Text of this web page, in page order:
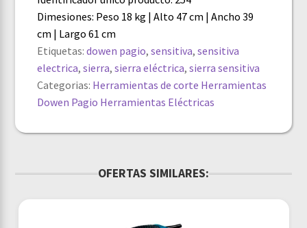
Dimesiones: Peso 18 kg | Alto 47 cm | Ancho 39
cm | Largo 61 cm
Etiquetas:dowen pagio,sensitiva,sensitiva
electrica,sierra,sierra eléctrica,sierra sensitiva
Categorias: Herramientas de corte Herramientas
Dowen Pagio Herramientas Eléctricas
OFERTAS SIMILARES: